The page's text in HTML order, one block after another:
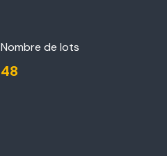
Nombre de lots
48